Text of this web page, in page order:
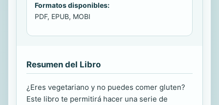
Formatos disponibles:
PDF, EPUB, MOBI
Resumen del Libro
¿Eres vegetariano y no puedes comer gluten?
Este libro te permitirá hacer una serie de